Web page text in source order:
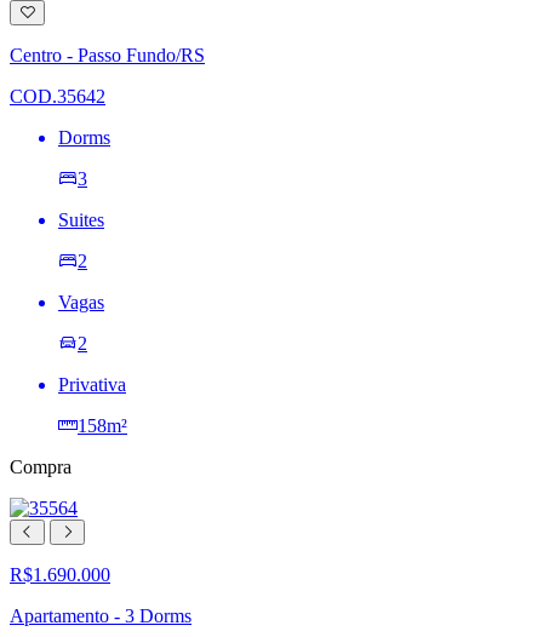
Adicionar
à
lista
de
Centro - Passo Fundo/RS
COD.35642
Dorms
3
Suites
2
Vagas
2
Privativa
158m²
Compra
R$1.690.000
Apartamento - 3 Dorms